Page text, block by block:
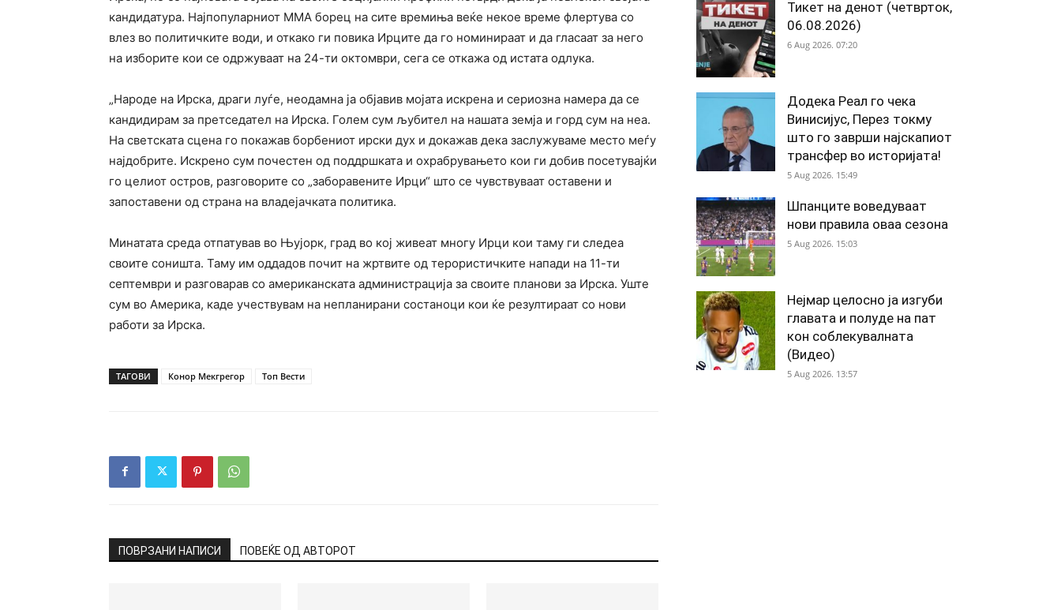
кандидатура. Најпопуларниот ММА борец на сите времиња веќе некое време флертува со
влез во политичките води, и откако ги повика Ирците да го номинираат и да гласаат за него
на изборите кои се одржуваат на 24-ти октомври, сега се откажа од истата одлука.
„Народе на Ирска, драги луѓе, неодамна ја објавив мојата искрена и сериозна намера да се
кандидирам за претседател на Ирска. Голем сум љубител на нашата земја и горд сум на неа.
На светската сцена го покажав борбениот ирски дух и докажав дека заслужуваме место меѓу
најдобрите. Искрено сум почестен од поддршката и охрабрувањето кои ги добив посетувајќи
го целиот остров, разговорите со „заборавените Ирци“ што се чувствуваат оставени и
запоставени од страна на владејачката политика.
Минатата среда отпатував во Њујорк, град во кој живеат многу Ирци кои таму ги следеа
своите соништа. Таму им оддадов почит на жртвите од терористичките напади на 11-ти
септември и разговарав со американската администрација за своите планови за Ирска. Уште
сум во Америка, каде учествувам на непланирани состаноци кои ќе резултираат со нови
работи за Ирска.
ТАГОВИ Конор Мекгрегор Топ Вести
ПОВРЗАНИ НАПИСИ ПОВЕЌЕ ОД АВТОРОТ
Тикет на денот (четврток,
06.08.2026)
6 Aug 2026. 07:20
Додека Реал го чека
Винисијус, Перез токму
што го заврши најскапиот
трансфер во историјата!
5 Aug 2026. 15:49
Шпанците воведуваат
нови правила оваа сезона
5 Aug 2026. 15:03
Нејмар целосно ја изгуби
главата и полуде на пат
кон соблекувалната
(Видео)
5 Aug 2026. 13:57